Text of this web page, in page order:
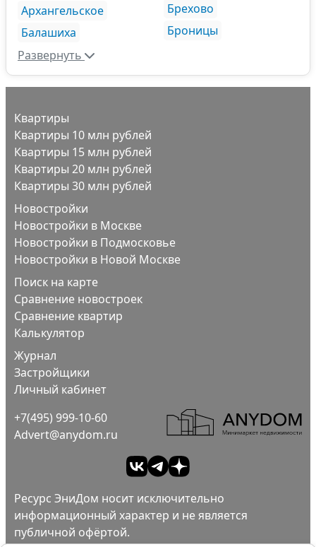
Архангельское
Балашиха
Брехово
Броницы
Развернуть
Квартиры
Квартиры 10 млн рублей
Квартиры 15 млн рублей
Квартиры 20 млн рублей
Квартиры 30 млн рублей
Новостройки
Новостройки в Москве
Новостройки в Подмосковье
Новостройки в Новой Москве
Поиск на карте
Сравнение новостроек
Сравнение квартир
Калькулятор
Журнал
Застройщики
Личный кабинет
+7(495) 999-10-60
Advert@anydom.ru
Ресурс ЭниДом носит исключительно
информационный характер и не является
публичной офёртой.